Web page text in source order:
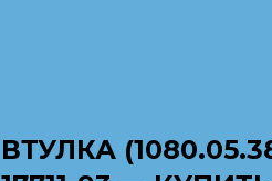
ВТУЛКА